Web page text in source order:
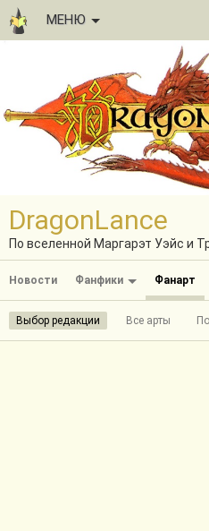
МЕНЮ
DragonLance
По вселенной Маргарэт Уэйс и
Новости Фанфики Фанарт
Выбор редакции Все арты